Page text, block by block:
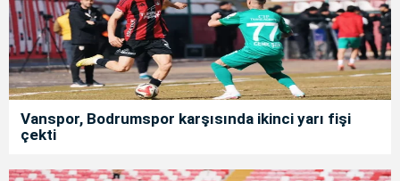
Vanspor, Bodrumspor karşısında ikinci yarı fişi
çekti